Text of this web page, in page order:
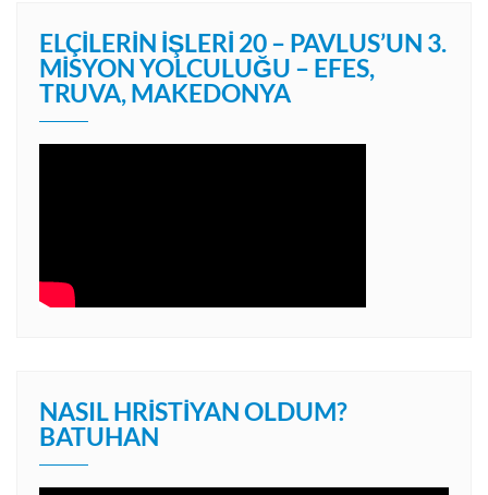
ELÇILERIN İŞLERI 20 – PAVLUS’UN 3.
MISYON YOLCULUĞU – EFES,
TRUVA, MAKEDONYA
NASIL HRISTIYAN OLDUM?
BATUHAN